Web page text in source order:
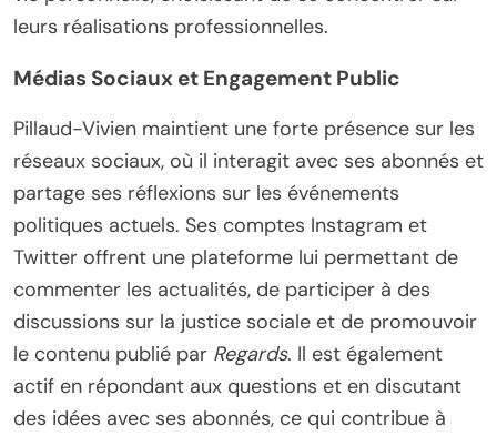
leurs réalisations professionnelles.
Médias Sociaux et Engagement Public
Pillaud-Vivien maintient une forte présence sur les
réseaux sociaux, où il interagit avec ses abonnés et
partage ses réflexions sur les événements
politiques actuels. Ses comptes Instagram et
Twitter offrent une plateforme lui permettant de
commenter les actualités, de participer à des
discussions sur la justice sociale et de promouvoir
le contenu publié par Regards. Il est également
actif en répondant aux questions et en discutant
des idées avec ses abonnés, ce qui contribue à